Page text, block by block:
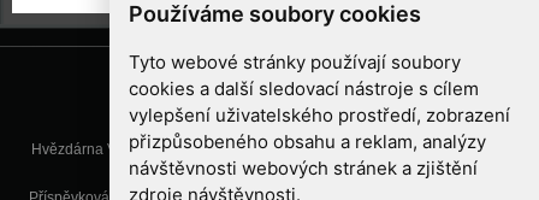
Používáme soubory cookies
Tyto webové stránky používají soubory
cookies a další sledovací nástroje s cílem
vylepšení uživatelského prostředí, zobrazení
přizpůsobeného obsahu a reklam, analýzy
návštěvnosti webových stránek a zjištění
zdroje návštěvnosti.
Hvězdárna Valašské Meziříčí, příspěvková organizace, Vsetínská 78, 757
01 Valašské Meziříčí